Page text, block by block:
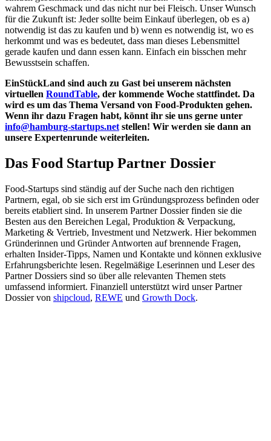
wahrem Geschmack und das nicht nur bei Fleisch. Unser Wunsch
für die Zukunft ist: Jeder sollte beim Einkauf überlegen, ob es a)
notwendig ist das zu kaufen und b) wenn es notwendig ist, wo es
herkommt und was es bedeutet, dass man dieses Lebensmittel
gerade kaufen und dann essen kann. Einfach ein bisschen mehr
Bewusstsein schaffen.
EinStückLand sind auch zu Gast bei unserem nächsten
virtuellen RoundTable, der kommende Woche stattfindet. Da
wird es um das Thema Versand von Food-Produkten gehen.
Wenn ihr dazu Fragen habt, könnt ihr sie uns gerne unter
info@hamburg-startups.net stellen! Wir werden sie dann an
unsere Expertenrunde weiterleiten.
Das Food Startup Partner Dossier
Food-Startups sind ständig auf der Suche nach den richtigen
Partnern, egal, ob sie sich erst im Gründungsprozess befinden oder
bereits etabliert sind. In unserem Partner Dossier finden sie die
Besten aus den Bereichen Legal, Produktion & Verpackung,
Marketing & Vertrieb, Investment und Netzwerk. Hier bekommen
Gründerinnen und Gründer Antworten auf brennende Fragen,
erhalten Insider-Tipps, Namen und Kontakte und können exklusive
Erfahrungsberichte lesen. Regelmäßige Leserinnen und Leser des
Partner Dossiers sind so über alle relevanten Themen stets
umfassend informiert. Finanziell unterstützt wird unser Partner
Dossier von shipcloud, REWE und Growth Dock.